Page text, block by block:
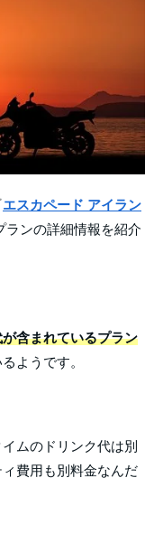
エスカペード アイラン
ランの詳細情報を紹介
含まれているプラン
ようです。
ムのドリンク代は別
費用も別料金なんだ